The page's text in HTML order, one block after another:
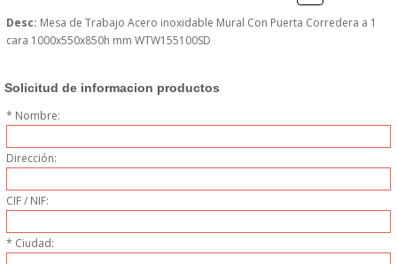
ELECTRODOM�STICOS
PERSONAL
LIMPIEZA
Desc: Mesa de Trabajo Acero inoxidable Mural Con Puerta Corredera a 1
cara 1000x550x850h mm WTW155100SD
Solicitud de informacion productos
* Nombre:
Dirección:
CIF / NIF:
* Ciudad: